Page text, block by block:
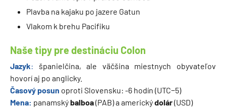
Plavba na kajaku po jazere Gatun
Vlakom k brehu Pacifiku
Naše tipy pre destináciu Colon
Jazyk: španielčina, ale väčšina miestnych obyvateľov
hovorí aj po anglicky.
Časový posun oproti Slovensku: -6 hodín (UTC−5)
Mena: panamskýbalboa(PAB) a americkýdolár(USD)